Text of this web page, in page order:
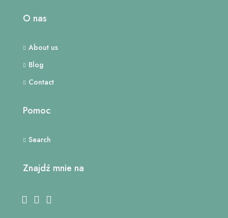
O nas
About us
Blog
Contact
Pomoc
Search
Znajdź mnie na